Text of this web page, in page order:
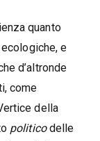
quanto
e
d’altronde
come
della
politicodelle